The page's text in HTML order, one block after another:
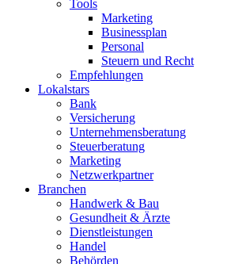
Tools
Marketing
Businessplan​
Personal
Steuern und Recht
Empfehlungen
Lokalstars
Bank
Versicherung
Unternehmensberatung
Steuerberatung
Marketing
Netzwerkpartner
Branchen
Handwerk & Bau
Gesundheit & Ärzte
Dienstleistungen
Handel
Behörden